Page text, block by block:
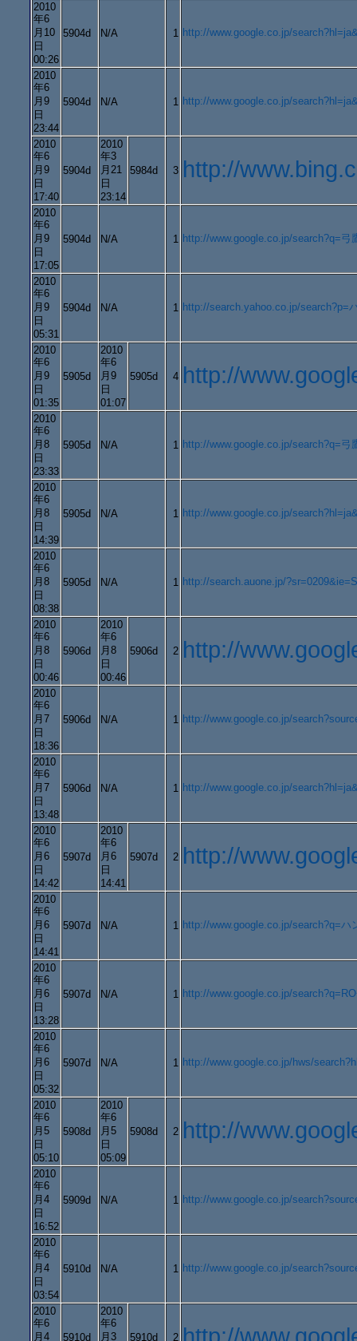
2010
年6
月10
日
00:26
5904d N/A 1 http://www.google.co.jp/
2010
年6
月9
日
23:44
5904d N/A 1 http://www.google.co.jp/
2010
年6
月9
日
17:40
5904d
2010
年3
月21
日
23:14
5984d 3 http://
2010
年6
月9
日
17:05
5904d N/A 1 http://www.google.co.jp/search?q=
2010
年6
月9
日
05:31
5904d N/A 1 http://search.yahoo.co.jp/
2010
年6
月9
日
01:35
5905d
2010
年6
月9
日
01:07
5905d 4 http://
2010
年6
月8
日
23:33
5905d N/A 1 http://www.google.co.jp/search?q=
2010
年6
月8
日
14:39
5905d N/A 1 http://www.google.co.jp/
2010
年6
月8
日
08:38
5905d N/A 1 http://search.auone.jp/
2010
年6
月8
日
00:46
5906d
2010
年6
月8
日
00:46
5906d 2 http://
2010
年6
月7
日
18:36
5906d N/A 1 http://www.google.co.jp/
2010
年6
月7
日
13:48
5906d N/A 1 http://www.google.co.jp/
2010
年6
月6
日
14:42
5907d
2010
年6
月6
日
14:41
5907d 2 http://
2010
年6
月6
日
14:41
5907d N/A 1 http://www.google.co.jp/search?q=
2010
年6
月6
日
13:28
5907d N/A 1 http://www.google.co.jp/
2010
年6
月6
日
05:32
5907d N/A 1 http://www.google.co.jp/hws/
2010
年6
月5
日
05:10
5908d
2010
年6
月5
日
05:09
5908d 2 http://
2010
年6
月4
日
16:52
5909d N/A 1 http://www.google.co.jp/
2010
年6
月4
日
03:54
5910d N/A 1 http://www.google.co.jp/
2010
年6
月4
5910d
2010
年6
月3
5910d 2